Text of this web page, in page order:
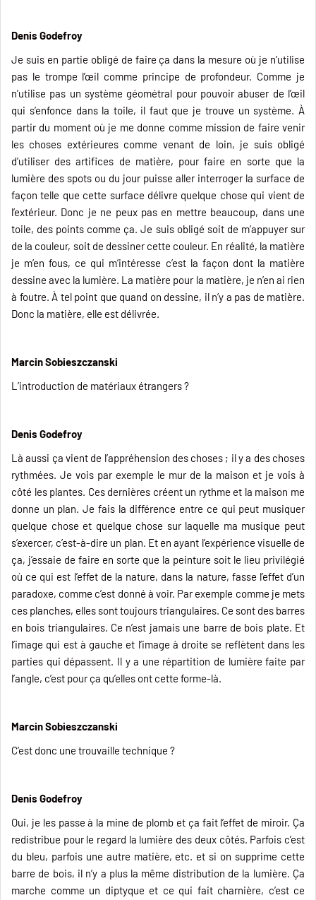
Denis Godefroy
Je suis en partie obligé de faire ça dans la mesure où je n’utilise
pas le trompe l’œil comme principe de profondeur. Comme je
n’utilise pas un système géométral pour pouvoir abuser de l’œil
qui s’enfonce dans la toile, il faut que je trouve un système. À
partir du moment où je me donne comme mission de faire venir
les choses extérieures comme venant de loin, je suis obligé
d’utiliser des artifices de matière, pour faire en sorte que la
lumière des spots ou du jour puisse aller interroger la surface de
façon telle que cette surface délivre quelque chose qui vient de
l’extérieur. Donc je ne peux pas en mettre beaucoup, dans une
toile, des points comme ça. Je suis obligé soit de m’appuyer sur
de la couleur, soit de dessiner cette couleur. En réalité, la matière
je m’en fous, ce qui m’intéresse c’est la façon dont la matière
dessine avec la lumière. La matière pour la matière, je n’en ai rien
à foutre. À tel point que quand on dessine, il n’y a pas de matière.
Donc la matière, elle est délivrée.
Marcin Sobieszczanski
L’introduction de matériaux étrangers ?
Denis Godefroy
Là aussi ça vient de l’appréhension des choses ; il y a des choses
rythmées. Je vois par exemple le mur de la maison et je vois à
côté les plantes. Ces dernières créent un rythme et la maison me
donne un plan. Je fais la différence entre ce qui peut musiquer
quelque chose et quelque chose sur laquelle ma musique peut
s’exercer, c’est-à-dire un plan. Et en ayant l’expérience visuelle de
ça, j’essaie de faire en sorte que la peinture soit le lieu privilégié
où ce qui est l’effet de la nature, dans la nature, fasse l’effet d’un
paradoxe, comme c’est donné à voir. Par exemple comme je mets
ces planches, elles sont toujours triangulaires. Ce sont des barres
en bois triangulaires. Ce n’est jamais une barre de bois plate. Et
l’image qui est à gauche et l’image à droite se reflètent dans les
parties qui dépassent. Il y a une répartition de lumière faite par
l’angle, c’est pour ça qu’elles ont cette forme-là.
Marcin Sobieszczanski
C’est donc une trouvaille technique ?
Denis Godefroy
Oui, je les passe à la mine de plomb et ça fait l’effet de miroir. Ça
redistribue pour le regard la lumière des deux côtés. Parfois c’est
du bleu, parfois une autre matière, etc. et si on supprime cette
barre de bois, il n’y a plus la même distribution de la lumière. Ça
marche comme un diptyque et ce qui fait charnière, c’est ce